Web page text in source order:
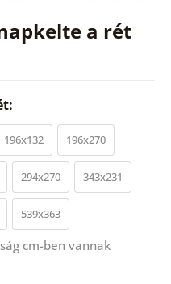
a rét
196x132 196x270
294x270 343x231
539x363
cm-ben vannak